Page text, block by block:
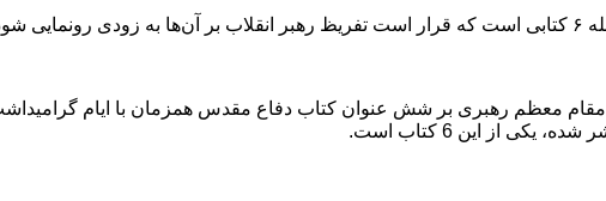
معظم رهبری بر شش عنوان کتاب دفاع مقدس همزمان با ایام
از این 6 کتاب است
.